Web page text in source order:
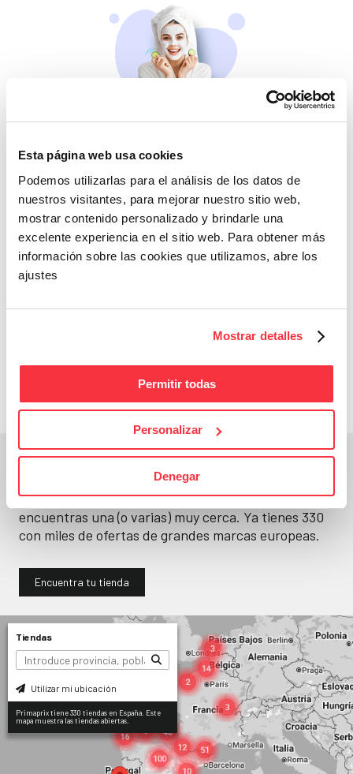
Esta página web usa cookies
Podemos utilizarlas para el análisis de los datos de
nuestros visitantes, para mejorar nuestro sitio web,
mostrar contenido personalizado y brindarle una
excelente experiencia en el sitio web. Para obtener más
información sobre las cookies que utilizamos, abre los
ajustes
Mostrar detalles
Permitir todas
Personalizar
Denegar
Si no te mimas tú…
llévatelos
En un segundo, la encuentras.
No paramos de abrirtiendas. Seguro que
encuentras una (o varias) muy cerca. Ya tienes 330
con miles de ofertas de grandes marcas europeas.
Encuentra tu tienda
Tiendas
Utilizar mi ubicación
Primaprix tiene 330 tiendas en España. Este
mapa muestra las tiendas abiertas.